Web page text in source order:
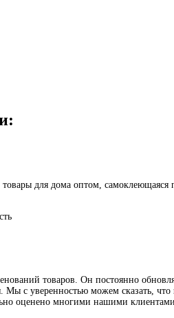
для дома оптом,
товаров. Он постоянно
с уверенностью можем сказать,
оценено многими нашими